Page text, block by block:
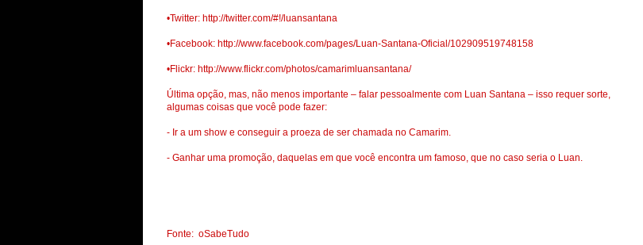
•Twitter: http://twitter.com/#!/luansantana
•Facebook: http://www.facebook.com/pages/Luan-Santana-Oficial/102909519748158
•Flickr: http://www.flickr.com/photos/camarimluansantana/
Última opção, mas, não menos importante – falar pessoalmente com Luan Santana – isso requer sorte,
algumas coisas que você pode fazer:
- Ir a um show e conseguir a proeza de ser chamada no Camarim.
- Ganhar uma promoção, daquelas em que você encontra um famoso, que no caso seria o Luan.
Fonte: oSabeTudo